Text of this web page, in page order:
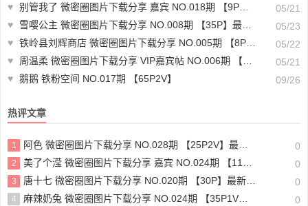
♥ 别管我了 微密圈图片下载分享 嘉宾 NO.018期 【9P】最新至：2023.8.10
05/21
♥
雪嘤公主 微密圈图片下载分享 NO.008期 【35P】最新至：2023.11.18
05/23
♥ 铁岭县刘辉商店 微密圈图片下载分享 NO.005期 【8P】最新至：2023.10.18
05/22
♥
周温柔 微密圈图片下载分享 VIP嘉宾帖 NO.006期 【15P】
05/21
♥ 鹅鹅 铁粉空间 NO.017期 【65P2V】 09/26
热评文章
1 阿色 微密圈图片下载分享 NO.028期 【25P2V】最新至：2024.6.13 0
2 美了个滢 微密圈图片下载分享 嘉宾 NO.024期 【11P】最新至：2023.6.26 0
3 唐十七 微密圈图片下载分享 NO.020期 【30P】最新至：2024.6.19 0
4 麻辣奶兔 微密圈图片下载分享 NO.024期 【35P1V】最新至：2023.6.29 0